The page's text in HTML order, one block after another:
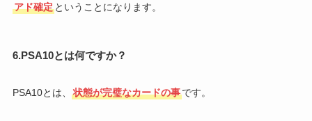
アド確定ということになります。
6.PSA10とは何ですか？
PSA10とは、 状態が完璧なカードの事です。